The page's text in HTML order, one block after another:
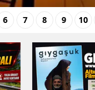
6 7 8 9 10